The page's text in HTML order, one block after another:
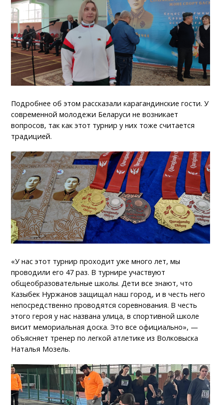
Подробнее об этом рассказали карагандинские гости. У
современной молодежи Беларуси не возникает
вопросов, так как этот турнир у них тоже считается
традицией.
«У нас этот турнир проходит уже много лет, мы
проводили его 47 раз. В турнире участвуют
общеобразовательные школы. Дети все знают, что
Казыбек Нуржанов защищал наш город, и в честь него
непосредственно проводятся соревнования. В честь
этого героя у нас названа улица, в спортивной школе
висит мемориальная доска. Это все официально», —
объясняет тренер по легкой атлетике из Волковыска
Наталья Мозель.